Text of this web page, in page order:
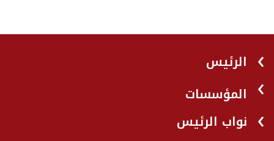
الرئيس
المؤسسات
نواب الرئيس